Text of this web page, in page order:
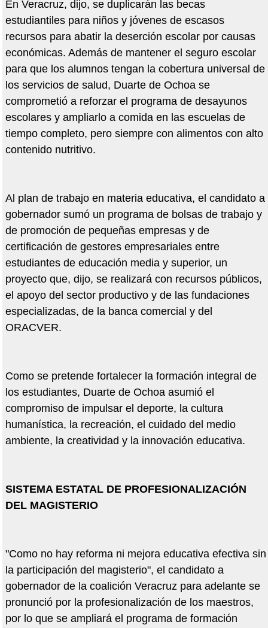
En Veracruz, dijo, se duplicarán las becas
estudiantiles para niños y jóvenes de escasos
recursos para abatir la deserción escolar por causas
económicas. Además de mantener el seguro escolar
para que los alumnos tengan la cobertura universal de
los servicios de salud, Duarte de Ochoa se
comprometió a reforzar el programa de desayunos
escolares y ampliarlo a comida en las escuelas de
tiempo completo, pero siempre con alimentos con alto
contenido nutritivo.
Al plan de trabajo en materia educativa, el candidato a
gobernador sumó un programa de bolsas de trabajo y
de promoción de pequeñas empresas y de
certificación de gestores empresariales entre
estudiantes de educación media y superior, un
proyecto que, dijo, se realizará con recursos públicos,
el apoyo del sector productivo y de las fundaciones
especializadas, de la banca comercial y del
ORACVER.
Como se pretende fortalecer la formación integral de
los estudiantes, Duarte de Ochoa asumió el
compromiso de impulsar el deporte, la cultura
humanística, la recreación, el cuidado del medio
ambiente, la creatividad y la innovación educativa.
SISTEMA ESTATAL DE PROFESIONALIZACIÓN
DEL MAGISTERIO
"Como no hay reforma ni mejora educativa efectiva sin
la participación del magisterio", el candidato a
gobernador de la coalición Veracruz para adelante se
pronunció por la profesionalización de los maestros,
por lo que se ampliará el programa de formación